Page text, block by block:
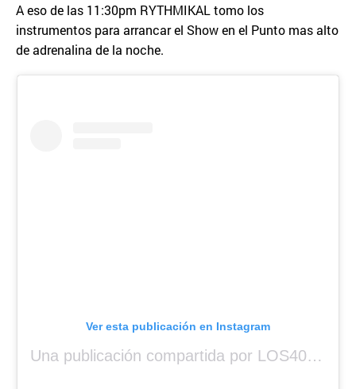
A eso de las 11:30pm RYTHMIKAL tomo los
instrumentos para arrancar el Show en el Punto mas alto
de adrenalina de la noche.
Ver esta publicación en Instagram
Una publicación compartida por LOS40 Panamá (@los40panama)